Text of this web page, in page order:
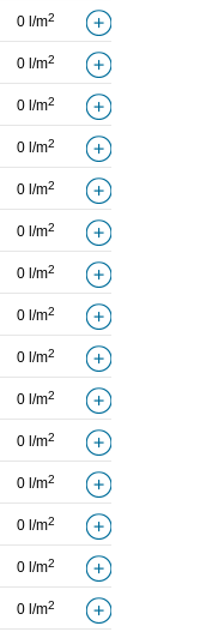
0 l/m2
0 l/m2
0 l/m2
0 l/m2
0 l/m2
0 l/m2
0 l/m2
0 l/m2
0 l/m2
0 l/m2
0 l/m2
0 l/m2
0 l/m2
0 l/m2
0 l/m2